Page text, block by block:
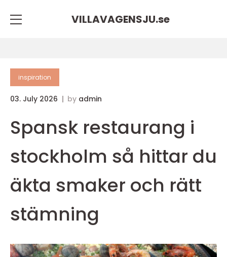
VILLAVAGENSJU.se
inspiration
03. July 2026 by admin
Spansk restaurang i
stockholm så hittar du
äkta smaker och rätt
stämning